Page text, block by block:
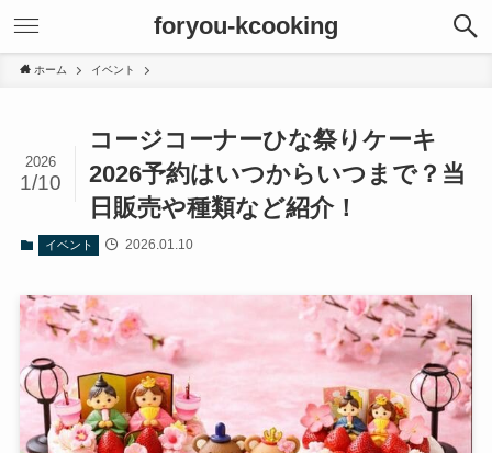
foryou-kcooking
ホーム イベント
コージコーナーひな祭りケーキ
2026予約はいつからいつまで？当
日販売や種類など紹介！
2026
1/10
イベント 2026.01.10